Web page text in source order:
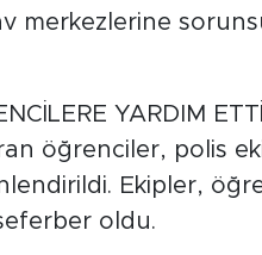
merkezlerine
YARDIM
öğrenciler, polis
Ekipler,
oldu.